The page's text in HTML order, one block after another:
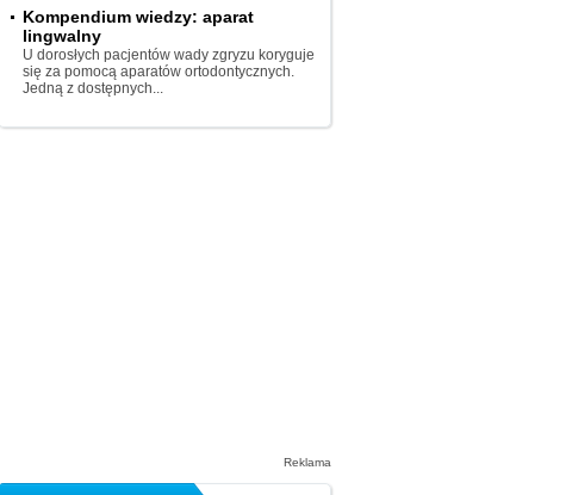
Kompendium wiedzy: aparat
lingwalny
U dorosłych pacjentów wady zgryzu koryguje
się za pomocą aparatów ortodontycznych.
Jedną z dostępnych...
Reklama